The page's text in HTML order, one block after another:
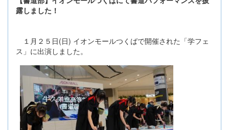
露しました！
１月２５日(日) イオンモールつくばで開催された「学フェ
ス」に出演しました。